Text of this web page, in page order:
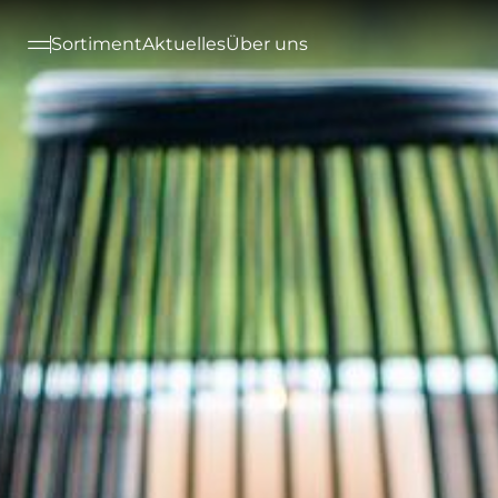
SortimentAktuellesÜber uns